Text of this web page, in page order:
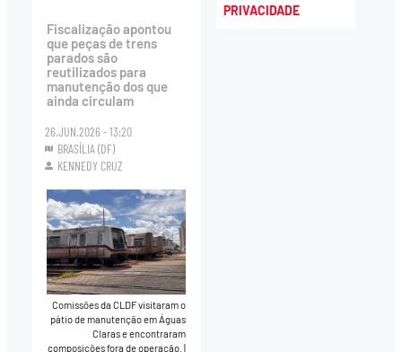
Fiscalização apontou
que peças de trens
parados são
reutilizados para
manutenção dos que
ainda circulam
26.JUN.2026 - 13:20
BRASÍLIA (DF)
KENNEDY CRUZ
Comissões da CLDF visitaram o
pátio de manutenção em Águas
Claras e encontraram
composições fora de operação.|
PRIVACIDADE